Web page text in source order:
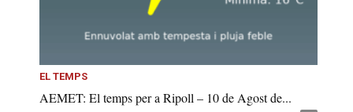
EL TEMPS
AEMET: El temps per a Ripoll – 10 de Agost de...